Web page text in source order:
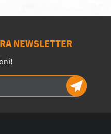
NEWSLETTER